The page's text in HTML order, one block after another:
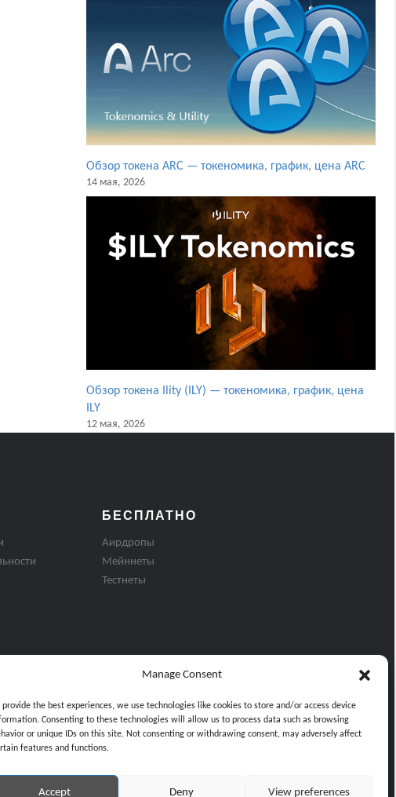
Manage Consent
provide the best experiences, we use technologies like cookies to store and/or access device
Consenting to these technologies will allow us to process data such as browsing
or unique IDs on this site. Not consenting or withdrawing consent, may adversely affect
features and functions.
Accept Deny View preferences
Обзор токена ARC — токеномика, график, цена ARC
14 мая, 2026
Обзор токена Ility (ILY) — токеномика, график, цена
ILY
12 мая, 2026
БЕСПЛАТНО
Аирдропы
Мейннеты
Тестнеты